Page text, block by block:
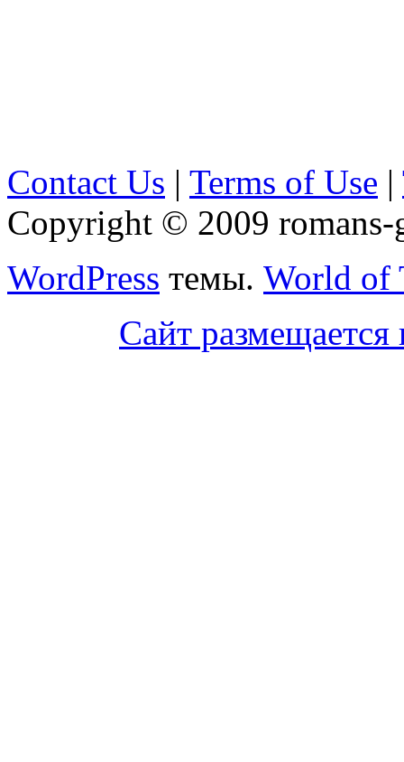
Contact Us | Terms of Use |
Copyright © 2009
WordPress темы. World of
Сайт размещается